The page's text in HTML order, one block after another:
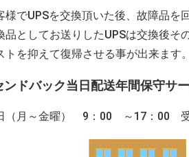
様でUPSを交換頂いた後、故障品を
品としてお送りしたUPSは交換後そ
トを抑えて復帰させる事が出来ます。
ンドバック当日配送年間保守サ
（月～金曜） 9：00 ～17：00 受